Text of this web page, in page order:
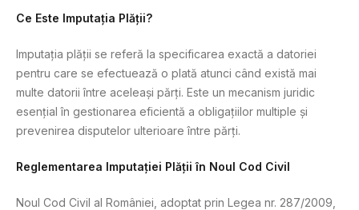
Ce Este Imputația Plății?
Imputația plății se referă la specificarea exactă a datoriei
pentru care se efectuează o plată atunci când există mai
multe datorii între aceleași părți. Este un mecanism juridic
esențial în gestionarea eficientă a obligațiilor multiple și
prevenirea disputelor ulterioare între părți.
Reglementarea Imputației Plății în Noul Cod Civil
Noul Cod Civil al României, adoptat prin Legea nr. 287/2009,